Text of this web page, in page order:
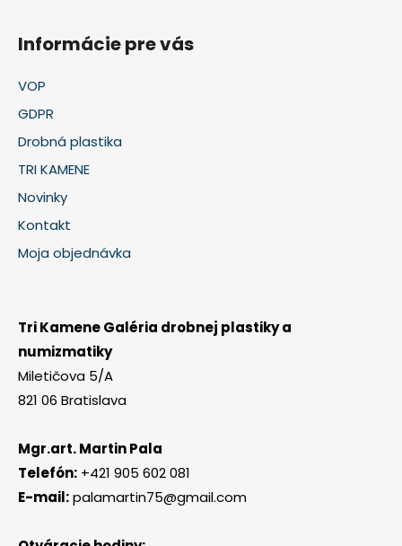
Informácie pre vás
VOP
GDPR
Drobná plastika
TRI KAMENE
Novinky
Kontakt
Moja objednávka
Tri Kamene Galéria drobnej plastiky a
numizmatiky
Miletičova 5/A
821 06 Bratislava
Mgr.art. Martin Pala
Telefón: +421 905 602 081
E-mail:palamartin75@gmail.com